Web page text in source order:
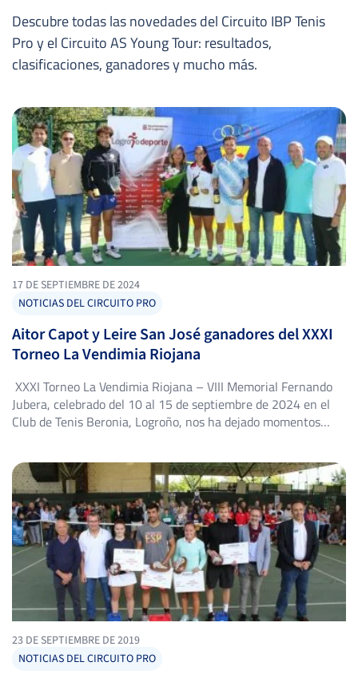
Descubre todas las novedades del Circuito IBP Tenis
Pro y el Circuito AS Young Tour: resultados,
clasificaciones, ganadores y mucho más.
17 DE SEPTIEMBRE DE 2024
NOTICIAS DEL CIRCUITO PRO
Aitor Capot y Leire San José ganadores del XXXI
Torneo La Vendimia Riojana
XXXI Torneo La Vendimia Riojana – VIII Memorial Fernando
Jubera, celebrado del 10 al 15 de septiembre de 2024 en el
Club de Tenis Beronia, Logroño, nos ha dejado momentos
Tenis, ha contado con la participación de talentosos tenistas
[…]
23 DE SEPTIEMBRE DE 2019
NOTICIAS DEL CIRCUITO PRO